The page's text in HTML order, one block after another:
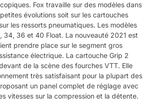
Fox travaille sur des modèles dans
évolutions soit sur les cartouches
les ressorts pneumatiques. Les modèles
34, 36 et 40 Float. La nouveauté 2021 est
prendre place sur le segment gros
électrique. La cartouche Grip 2
de la scène des fourches VTT. Elle
très satisfaisant pour la plupart des
un panel complet de réglage avec
vitesses sur la compression et la détente.